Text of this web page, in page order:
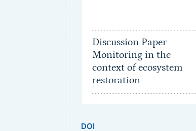
Discussion Paper
Monitoring in the
context of ecosystem
restoration
DOI